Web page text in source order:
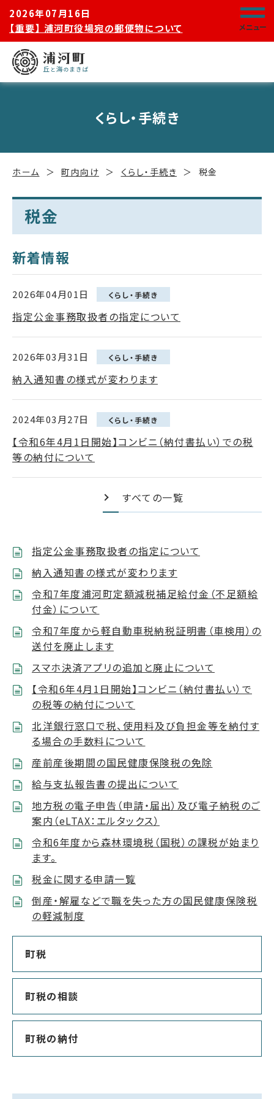
2026年07月16日
【重要】 浦河町役場宛の郵便物について
メニュー
くらし・手続き
ホーム 町内向け くらし・手続き 税金
税金
新着情報
2026年04月01日 くらし・手続き
指定公金事務取扱者の指定について
2026年03月31日 くらし・手続き
納入通知書の様式が変わります
2024年03月27日 くらし・手続き
【令和6年4月1日開始】コンビニ（納付書払い）での税
等の納付について
すべての一覧
指定公金事務取扱者の指定について
納入通知書の様式が変わります
令和7年度浦河町定額減税補足給付金（不足額給
付金）について
令和7年度から軽自動車税納税証明書（車検用）の
送付を廃止します
スマホ決済アプリの追加と廃止について
【令和6年4月1日開始】コンビニ（納付書払い）で
の税等の納付について
北洋銀行窓口で税、使用料及び負担金等を納付す
る場合の手数料について
産前産後期間の国民健康保険税の免除
給与支払報告書の提出について
地方税の電子申告（申請・届出）及び電子納税のご
案内（eLTAX：エルタックス）
令和6年度から森林環境税（国税）の課税が始まり
ます。
税金に関する申請一覧
倒産・解雇などで職を失った方の国民健康保険税
の軽減制度
町税
町税の相談
町税の納付